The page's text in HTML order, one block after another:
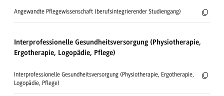
Angewandte Pflegewissenschaft (berufsintegrierender Studiengang)
Inter­professionelle Gesundheits­ver­sorgung (Physiotherapie,
Ergotherapie, Logopädie, Pflege)
Interprofessionelle Gesundheitsversorgung (Physiotherapie, Ergotherapie,
Logopädie, Pflege)